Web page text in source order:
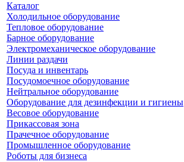
Каталог
Холодильное оборудование
Тепловое оборудование
Барное оборудование
Электромеханическое оборудование
Линии раздачи
Посуда и инвентарь
Посудомоечное оборудование
Нейтральное оборудование
Оборудование для дезинфекции и гигиены
Весовое оборудование
Прикассовая зона
Прачечное оборудование
Промышленное оборудование
Роботы для бизнеса